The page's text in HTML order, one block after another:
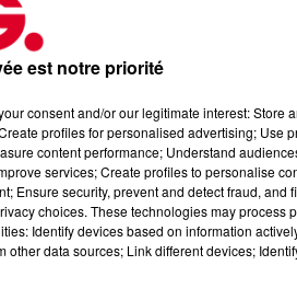
https://urlz.fr/hhZxGoogle
est notre priorité
consent and/or our legitimate interest: Store
profiles for personalised advertising; Use
content performance; Understand
services; Create profiles to personalise
Ensure security, prevent and detect fraud, and
choices. These technologies may process
Identify devices based on information
data sources; Link different devices;